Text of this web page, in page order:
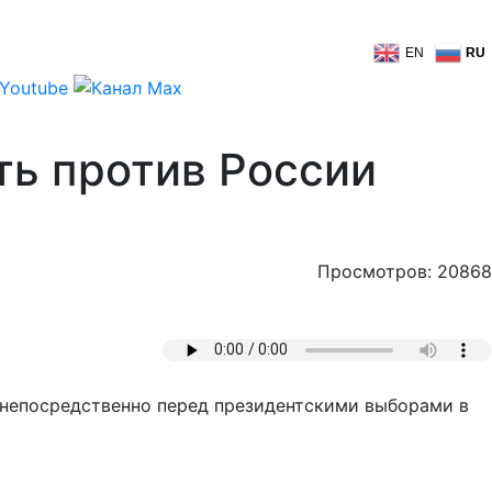
EN RU
против России
Просмотров: 20868
перед президентскими выборами в